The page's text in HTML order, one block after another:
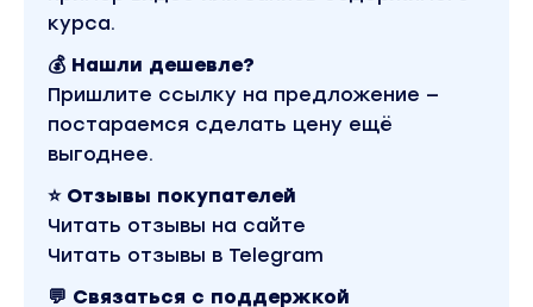
курса.
💰 Нашли дешевле?
Пришлите ссылку на предложение —
постараемся сделать цену ещё
выгоднее.
⭐ Отзывы покупателей
Читать отзывы на сайте
Читать отзывы в Telegram
💬 Связаться с поддержкой